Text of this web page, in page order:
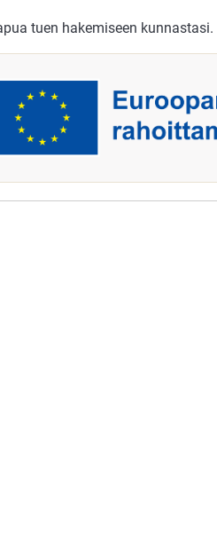
tuen hakemiseen kunnastasi.